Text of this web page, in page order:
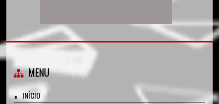
MENU
INÍCIO